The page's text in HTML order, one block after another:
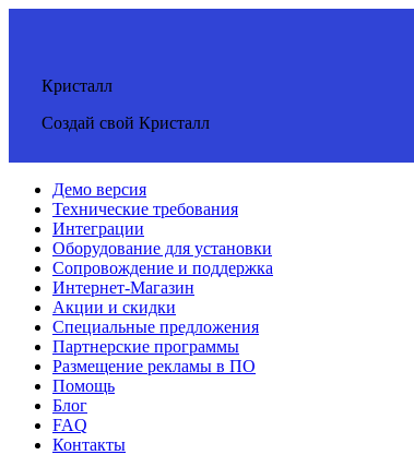
Кристалл
Создай свой Кристалл
Демо версия
Технические требования
Интеграции
Оборудование для установки
Сопровождение и поддержка
Интернет-Магазин
Акции и скидки
Специальные предложения
Партнерские программы
Размещение рекламы в ПО
Помощь
Блог
FAQ
Контакты